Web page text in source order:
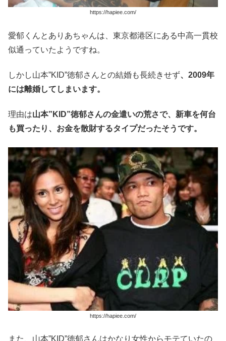
https://hapiee.com/
愛郁くんとありあちゃんは、東京都港区にある中高一貫校
似通っていたようですね。
しかし山本”KID”徳郁さんとの結婚も長続きせず、2009年
には離婚してしまいます。
理由は山本”KID”徳郁さんの金遣いの荒さで、新車を何台
も買ったり、お金を散財するタイプだったそうです。
https://hapiee.com/
また、山本”KID”徳郁さんはかなり女性からモテていたの